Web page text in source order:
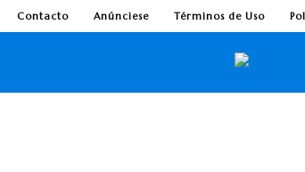
Contacto Anúnciese Términos de Uso